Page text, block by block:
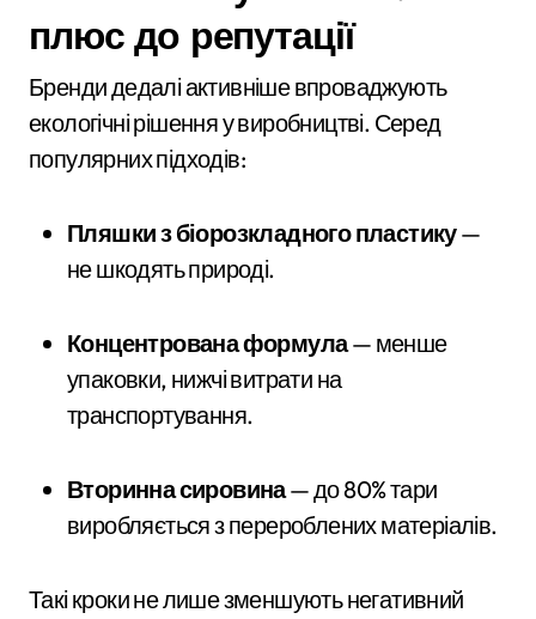
плюс до репутації
Бренди дедалі активніше впроваджують
екологічні рішення у виробництві. Серед
популярних підходів:
Пляшки з біорозкладного пластику—
не шкодять природі.
Концентрована формула— менше
упаковки, нижчі витрати на
транспортування.
Вторинна сировина— до 80% тари
виробляється з перероблених матеріалів.
Такі кроки не лише зменшують негативний